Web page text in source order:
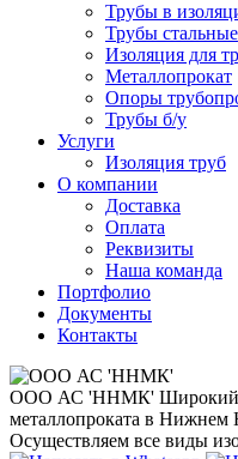
Трубы в
Трубы стальные
Изоляция для
Металлопрокат
Опоры
Трубы б/у
Услуги
Изоляция труб
О компании
Доставка
Оплата
Реквизиты
Наша команда
Портфолио
Документы
Контакты
ООО АС 'ННМК' Широкий
металлопроката в Нижнем
Осуществляем все виды